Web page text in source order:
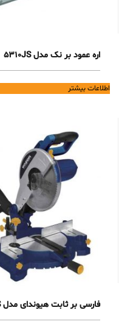
اره عمود بر نک مدل 5310JS
اطلاعات بیشتر
فارسی بر ثابت هیوندای مدل HP2825-MS